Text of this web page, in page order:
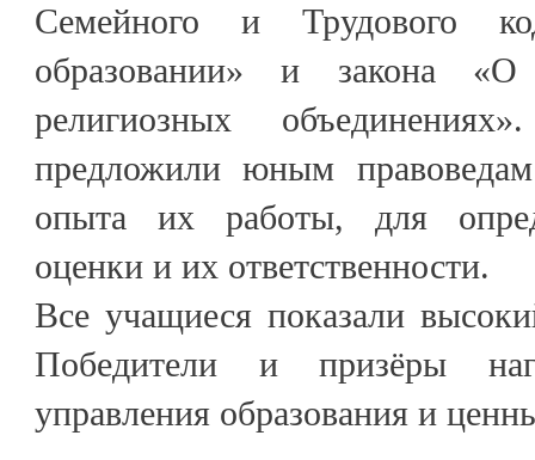
Семейного и Трудового
образовании» и закона
религиозных
предложили юным
опыта их работы, для
оценки и их ответственности.
Все учащиеся показали
Победители и призёры
управления образования и